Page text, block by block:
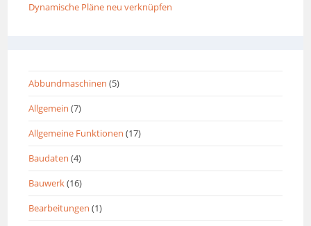
Dynamische Pläne neu verknüpfen
Abbundmaschinen (5)
Allgemein (7)
Allgemeine Funktionen (17)
Baudaten (4)
Bauwerk(16)
Bearbeitungen (1)